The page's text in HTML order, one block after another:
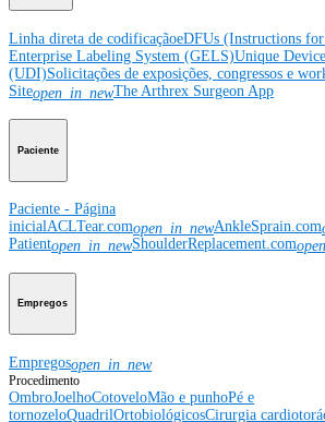
Linha direta de codificaçãoeDFUs (Instructions for
Enterprise Labeling System (GELS)Unique
(UDI)Solicitações de exposições, congressos e
Siteopen_in_newThe Arthrex Surgeon App
Paciente
Paciente - Página
inicialACLTear.comopen_in_newAnkleSprain.com
Patientopen_in_newShoulderReplacement.com
Empregos
Empregosopen_in_new
Procedimento
OmbroJoelhoCotoveloMão e punhoPé e
tornozeloQuadrilOrtobiológicosCirurgia